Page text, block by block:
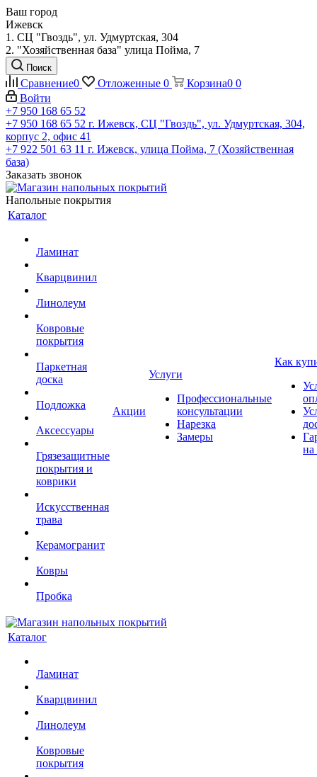
Ваш город
Ижевск
1. СЦ "Гвоздь", ул. Удмуртская, 304
2. "Хозяйственная база" улица Пойма, 7
Поиск
Сравнение0 Отложенные 0 Корзина0 0
Войти
+7 950 168 65 52
+7 950 168 65 52 г. Ижевск, СЦ "Гвоздь", ул. Удмуртская, 304,
корпус 2, офис 41
+7 922 501 63 11 г. Ижевск, улица Пойма, 7 (Хозяйственная
база)
Заказать звонок
Напольные покрытия
Каталог
Ламинат
Кварцвинил
Линолеум
Ковровые
покрытия
Паркетная
доска
Подложка
Аксессуары
Грязезащитные
покрытия и
коврики
Искусственная
трава
Керамогранит
Ковры
Пробка
Акции
Услуги
Профессиональные
консультации
Нарезка
Замеры
Как
на
Каталог
Ламинат
Кварцвинил
Линолеум
Ковровые
покрытия